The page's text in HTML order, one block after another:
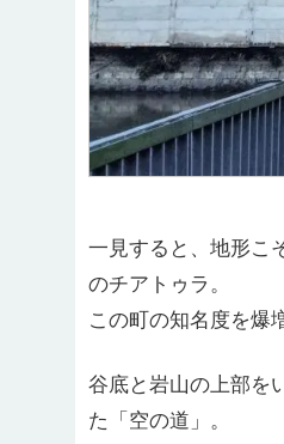
一見すると、地形こ
のチアトゥラ。
この町の知名度を爆
谷底と岩山の上部を
た「空の道」。